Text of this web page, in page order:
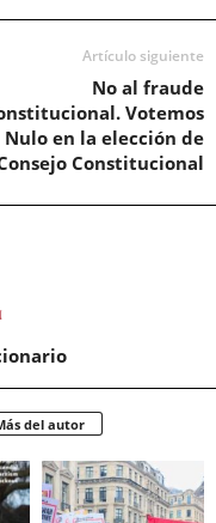
Artículo siguiente
No al fraude
Votemos
Nulo en la elección de
Constitucional
del autor